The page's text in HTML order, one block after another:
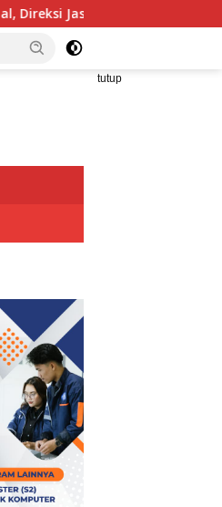
Kebakaran KM Mutiara
tutup